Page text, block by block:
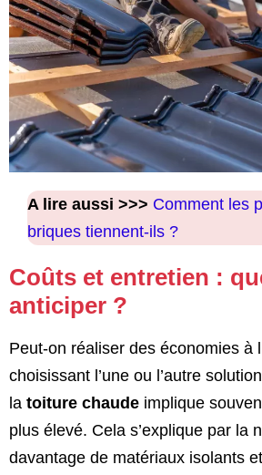
A lire aussi >>> Comment les
briques tiennent-ils ?
Coûts et entretien :
anticiper ?
Peut-on réaliser des économies à
choisissant l’une ou l’autre
la toiture chaude implique
plus élevé. Cela s’explique par la
davantage de matériaux isolants